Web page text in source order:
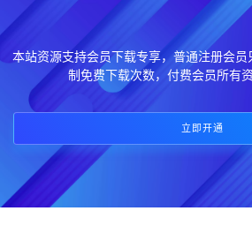
本站资源支持会员下载专享，普通注册会
制免费下载次数，付费会员所有
立即开通